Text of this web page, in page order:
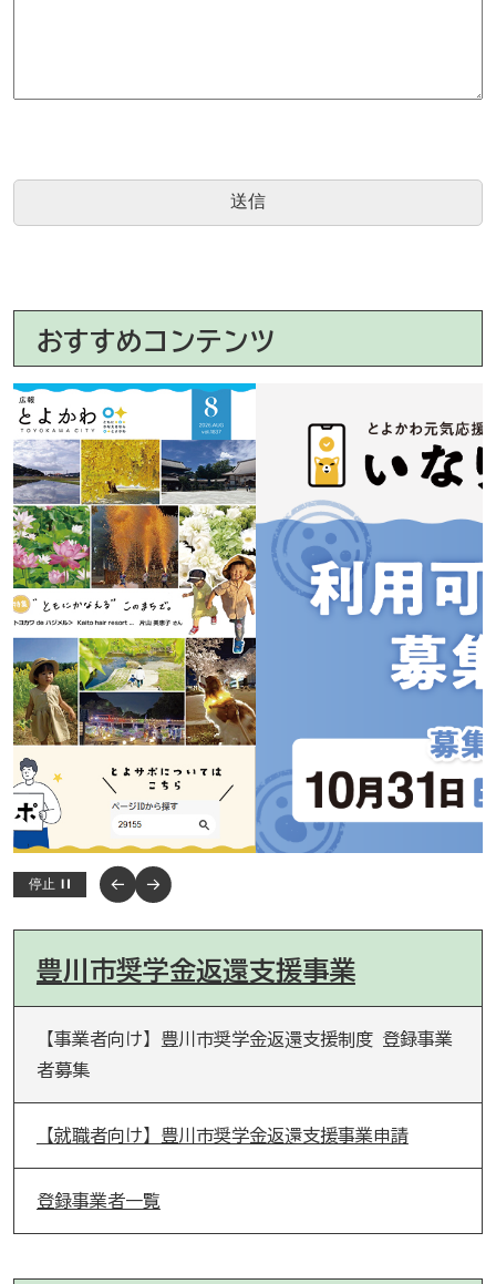
おすすめコンテンツ
停止
豊川市奨学金返還支援事業
【事業者向け】豊川市奨学金返還支援制度 登録事業
者募集
【就職者向け】豊川市奨学金返還支援事業申請
登録事業者一覧